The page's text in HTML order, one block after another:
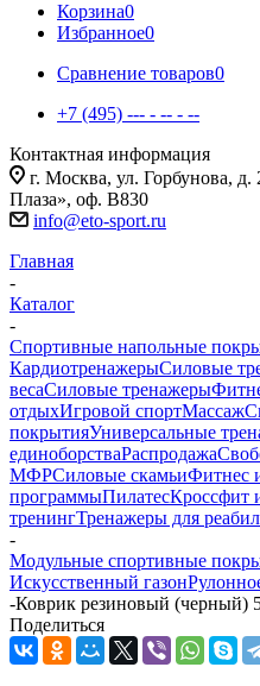
Корзина0
Избранное0
Сравнение товаров0
+7 (495) --- - -- - --
Контактная информация
г. Москва, ул. Горбунова,
Плаза», оф. В830
info@eto-sport.ru
Главная
-
Каталог
-
Спортивные напольные
КардиотренажерыСиловые
весаСиловые тренажеры
отдыхИгровой спортМассаж
покрытияУниверсальные
единоборстваРаспродажа
МФРСиловые скамьиФитнес
программыПилатесКроссфит
тренингТренажеры для
-
Модульные спортивные
Искусственный газон
-Коврик резиновый (черный)
Поделиться